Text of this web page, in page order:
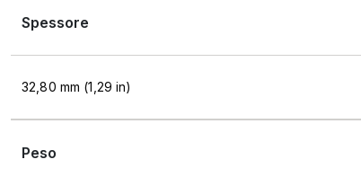
Spessore
32,80 mm (1,29 in)
Peso